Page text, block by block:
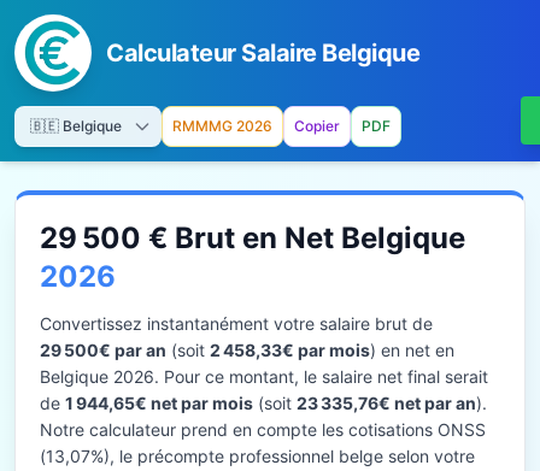
Calculateur Salaire Belgique
RMMMG 2026 Copier PDF
29 500 € Brut en Net Belgique
2026
Convertissez instantanément votre salaire brut de
29 500€ par an (soit 2 458,33€ par mois) en net en
Belgique 2026. Pour ce montant, le salaire net final serait
de 1 944,65€ net par mois (soit 23 335,76€ net par an).
Notre calculateur prend en compte les cotisations ONSS
(13,07%), le précompte professionnel belge selon votre